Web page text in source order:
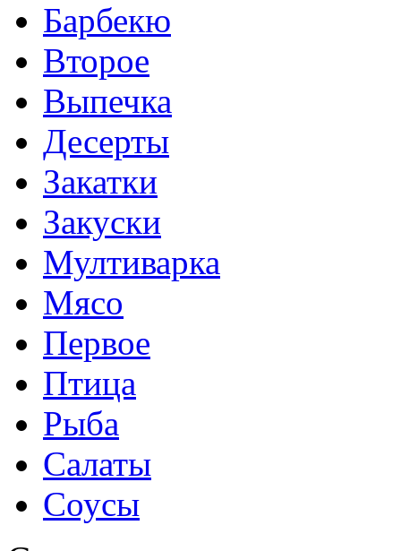
Барбекю
Второе
Выпечка
Десерты
Закатки
Закуски
Мултиварка
Мясо
Первое
Птица
Рыба
Салаты
Соусы